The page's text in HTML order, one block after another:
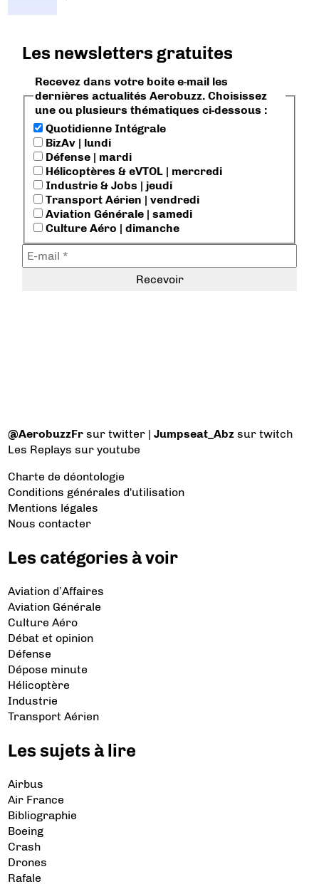
Les newsletters gratuites
Recevez dans votre boite e-mail les
dernières actualités Aerobuzz. Choisissez
une ou plusieurs thématiques ci-dessous :
Quotidienne Intégrale
BizAv | lundi
Défense | mardi
Hélicoptères & eVTOL | mercredi
Industrie & Jobs | jeudi
Transport Aérien | vendredi
Aviation Générale | samedi
Culture Aéro | dimanche
@AerobuzzFr sur twitter |Jumpseat_Abz sur twitch
Les Replays sur youtube
Charte de déontologie
Conditions générales d'utilisation
Mentions légales
Nous contacter
Les catégories à voir
Aviation d’Affaires
Aviation Générale
Culture Aéro
Débat et opinion
Défense
Dépose minute
Hélicoptère
Industrie
Transport Aérien
Les sujets à lire
Airbus
Air France
Bibliographie
Boeing
Crash
Drones
Rafale